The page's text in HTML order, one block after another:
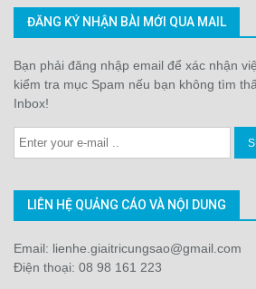
ĐĂNG KÝ NHẬN BÀI MỚI QUA MAIL
Bạn phải đăng nhập email để xác nhận
kiểm tra mục Spam nếu bạn không tìm
Inbox!
LIÊN HỆ QUẢNG CÁO VÀ NỘI DUNG
Email: lienhe.giaitricungsao@gmail.com
Điện thoại: 08 98 161 223